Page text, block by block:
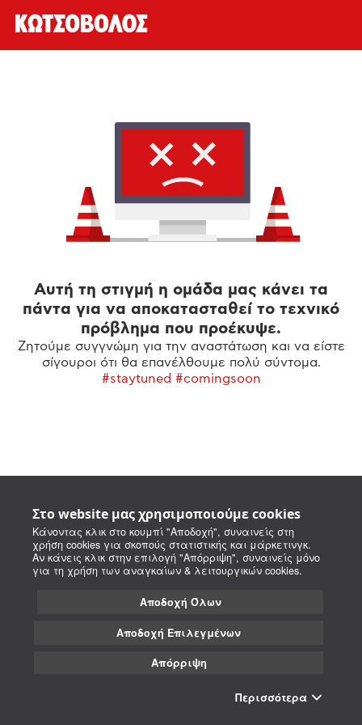
Στο website μας χρησιμοποιούμε cookies
Κάνοντας κλικ στο κουμπί "Αποδοχή", συναινείς στη
χρήση cookies για σκοπούς στατιστικής και μάρκετινγκ.
Αν κάνεις κλικ στην επιλογή "Απόρριψη", συναινείς μόνο
για τη χρήση των αναγκαίων & λειτουργικών cookies.
Αποδοχή Όλων
Αποδοχή Επιλεγμένων
Απόρριψη
Περισσότερα
Αυτή τη στιγμή η ομάδα μας κάνει τα
πάντα για να αποκατασταθεί το τεχνικό
πρόβλημα που προέκυψε.
Ζητούμε συγγνώμη για την αναστάτωση και να είστε
σίγουροι ότι θα επανέλθουμε πολύ σύντομα.
#staytuned #comingsoon